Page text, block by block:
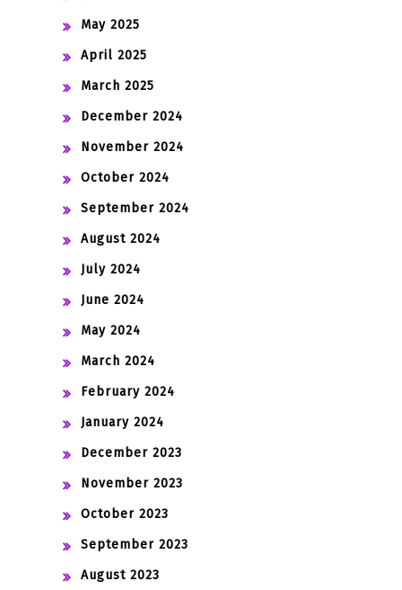
May 2025
April 2025
March 2025
December 2024
November 2024
October 2024
September 2024
August 2024
July 2024
June 2024
May 2024
March 2024
February 2024
January 2024
December 2023
November 2023
October 2023
September 2023
August 2023